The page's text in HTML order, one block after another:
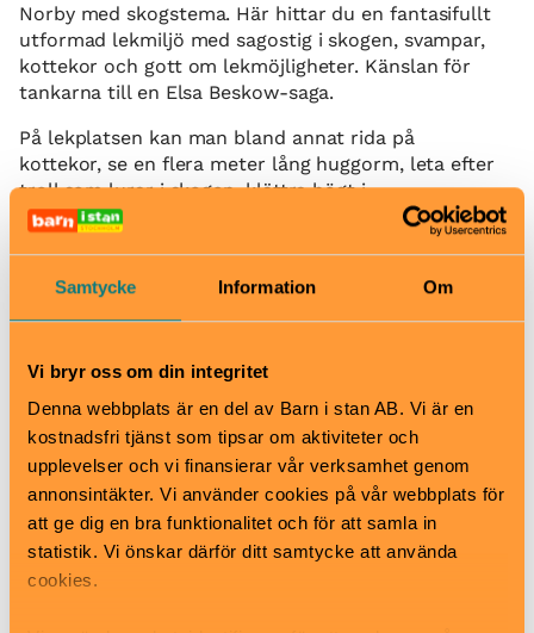
Samtycke Information Om
Vi bryr oss om din integritet
Denna webbplats är en del av Barn i stan AB. Vi är en
kostnadsfri tjänst som tipsar om aktiviteter och
upplevelser och vi finansierar vår verksamhet genom
annonsintäkter. Vi använder cookies på vår webbplats för
att ge dig en bra funktionalitet och för att samla in
statistik. Vi önskar därför ditt samtycke att använda
cookies.
Norby med skogstema. Här hittar du en fantasifullt
utformad lekmiljö med sagostig i skogen, svampar,
kottekor och gott om lekmöjligheter. Känslan för
tankarna till en Elsa Beskow-saga.
På lekplatsen kan man bland annat rida på
kottekor, se en flera meter lång huggorm, leta efter
troll som lurar i skogen, klättra högt i
klätterställningen eller gömma sig i ett
Utöver lekplatsen med skogstema så finns här även
Håll utkik efter bergatrollet som gömmer sig i
skogen!
När
Alltid öppet
Pris
Gratis
Bra att veta